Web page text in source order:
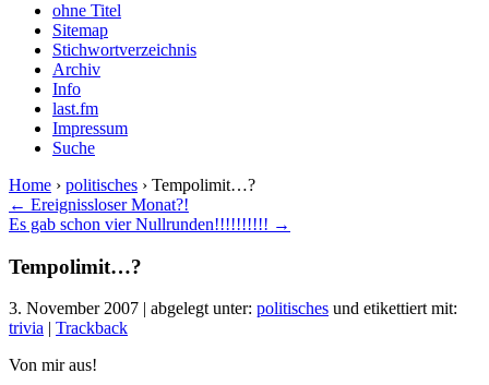
ohne Titel
Sitemap
Stichwortverzeichnis
Archiv
Info
last.fm
Impressum
Suche
Home › politisches › Tempolimit…?
← Ereignissloser Monat?!
Es gab schon vier Nullrunden!!!!!!!!!! →
Tempolimit…?
3. November 2007 | abgelegt unter: politisches und etikettiert mit:
trivia | Trackback
Von mir aus!